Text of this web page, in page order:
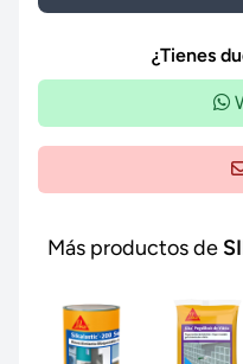
¿Tienes
Más productos de